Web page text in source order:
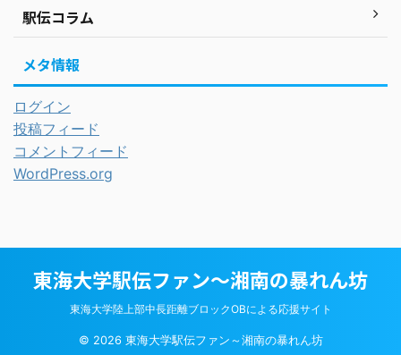
駅伝コラム
メタ情報
ログイン
投稿フィード
コメントフィード
WordPress.org
東海大学駅伝ファン～湘南の暴れん坊
東海大学陸上部中長距離ブロックOBによる応援サイト
© 2026 東海大学駅伝ファン～湘南の暴れん坊